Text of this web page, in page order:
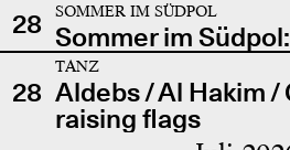
28
SOMMER IM SÜDPOL
Sommer im
28
TANZ
Aldebs / Al Hakim /
raising flags